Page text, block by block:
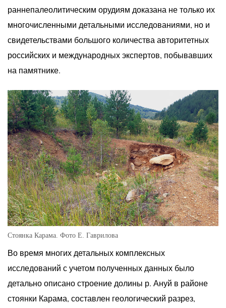
раннепалеолитическим орудиям доказана не только их
многочисленными детальными исследованиями, но и
свидетельствами большого количества авторитетных
российских и международных экспертов, побывавших
на памятнике.
Стоянка Карама. Фото Е. Гаврилова
Во время многих детальных комплексных
исследований с учетом полученных данных было
детально описано строение долины р. Ануй в районе
стоянки Карама, составлен геологический разрез,